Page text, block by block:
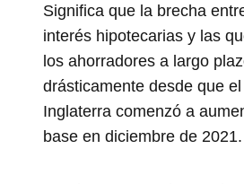
Significa que la brecha
interés hipotecarias y las
los ahorradores a largo
drásticamente desde que
Inglaterra comenzó a
base en diciembre de 2021.